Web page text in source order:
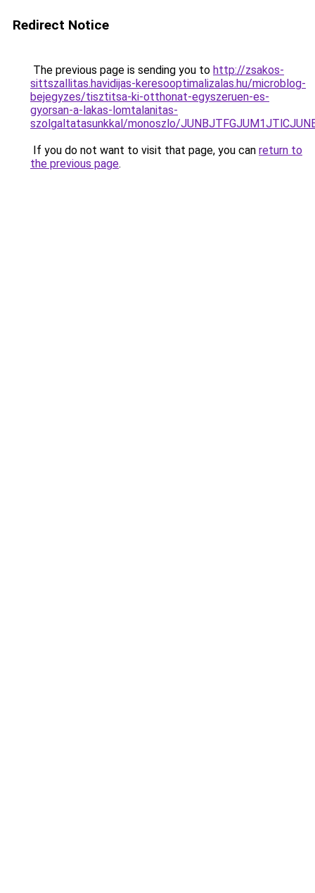
Redirect Notice
The previous page is sending you to http://zsakos-
sittszallitas.havidijas-keresooptimalizalas.hu/microblog-
bejegyzes/tisztitsa-ki-otthonat-egyszeruen-es-
gyorsan-a-lakas-lomtalanitas-
szolgaltatasunkkal/monoszlo/
If you do not want to visit that page, you can return to
the previous page.